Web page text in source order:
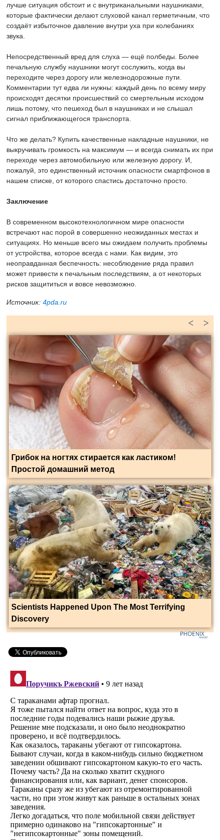
лучше ситуация обстоит и с внутриканальными наушниками,
которые фактически делают слуховой канал герметичным, что
создаёт избыточное давление внутри уха при колебаниях
звука.
Непосредственный вред для слуха — ещё полбеды. Более
печальную службу наушники могут сослужить, когда вы
переходите через дорогу или железнодорожные пути.
Комментарии тут едва ли нужны: каждый день по всему миру
происходят десятки происшествий со смертельным исходом
лишь потому, что пешеход был в наушниках и не слышал
сигнал приближающегося транспорта.
Что же делать? Купить качественные накладные наушники, не
выкручивать громкость на максимум — и всегда снимать их при
переходе через автомобильную или железную дорогу. И,
пожалуй, это единственный источник опасности смартфонов в
нашем списке, от которого спастись достаточно просто.
Заключение
В современном высокотехнологичном мире опасности
встречают нас порой в совершенно неожиданных местах и
ситуациях. Но меньше всего мы ожидаем получить проблемы
от устройства, которое всегда с нами. Как видим, это
неоправданная беспечность: несоблюдение ряда правил
может привести к печальным последствиям, а от некоторых
рисков защититься и вовсе невозможно.
Источник: 4pda.ru
>
<
Грибок на ногтях стирается как ластиком!
Простой домашний метод
Scientists Happened Upon The Most Terrifying
Discovery